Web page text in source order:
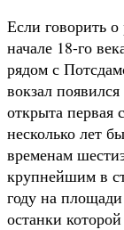
Если говорить
начале 18-го
рядом с
вокзал
открыта первая
несколько лет
временам
крупнейшим в
году на
останки